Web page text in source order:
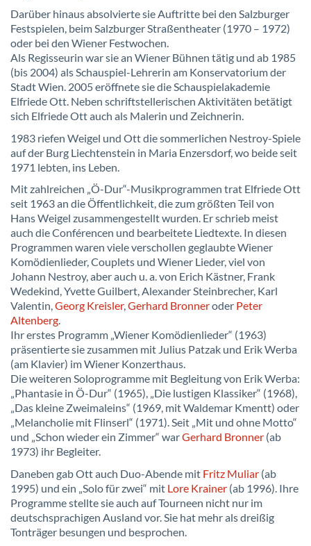
Darüber hinaus absolvierte sie Auftritte bei den Salzburger
Festspielen, beim Salzburger Straßentheater (1970 – 1972)
oder bei den Wiener Festwochen.
Als Regisseurin war sie an Wiener Bühnen tätig und ab 1985
(bis 2004) als Schauspiel-Lehrerin am Konservatorium der
Stadt Wien. 2005 eröffnete sie die Schauspielakademie
Elfriede Ott. Neben schriftstellerischen Aktivitäten betätigt
sich Elfriede Ott auch als Malerin und Zeichnerin.
1983 riefen Weigel und Ott die sommerlichen Nestroy-Spiele
auf der Burg Liechtenstein in Maria Enzersdorf, wo beide seit
1971 lebten, ins Leben.
Mit zahlreichen „Ö-Dur“-Musikprogrammen trat Elfriede Ott
seit 1963 an die Öffentlichkeit, die zum größten Teil von
Hans Weigel zusammengestellt wurden. Er schrieb meist
auch die Conférencen und bearbeitete Liedtexte. In diesen
Programmen waren viele verschollen geglaubte Wiener
Komödienlieder, Couplets und Wiener Lieder, viel von
Johann Nestroy, aber auch u. a. von Erich Kästner, Frank
Wedekind, Yvette Guilbert, Alexander Steinbrecher, Karl
Valentin,Georg Kreisler,Gerhard Bronneroder Peter
Altenberg.
Ihr erstes Programm „Wiener Komödienlieder“ (1963)
präsentierte sie zusammen mit Julius Patzak und Erik Werba
(am Klavier) im Wiener Konzerthaus.
Die weiteren Soloprogramme mit Begleitung von Erik Werba:
„Phantasie in Ö-Dur“ (1965), „Die lustigen Klassiker“ (1968),
„Das kleine Zweimaleins“ (1969, mit Waldemar Kmentt) oder
„Melancholie mit Flinserl“ (1971). Seit „Mit und ohne Motto“
und „Schon wieder ein Zimmer“ warGerhard Bronner (ab
1973) ihr Begleiter.
Daneben gab Ott auch Duo-Abende mit Fritz Muliar (ab
1995) und ein „Solo für zwei“ mit Lore Krainer (ab 1996). Ihre
Programme stellte sie auch auf Tourneen nicht nur im
deutschsprachigen Ausland vor. Sie hat mehr als dreißig
Tonträger besungen und besprochen.